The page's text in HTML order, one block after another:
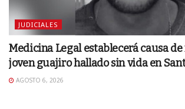
JUDICIALES
Medicina Legal establecerá causa
joven guajiro hallado sin vida en
AGOSTO 6, 2026